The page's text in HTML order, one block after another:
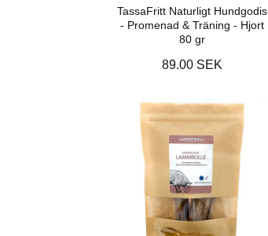
TassaFritt Naturligt Hundgodis
- Promenad & Träning - Hjort
80 gr
89.00 SEK